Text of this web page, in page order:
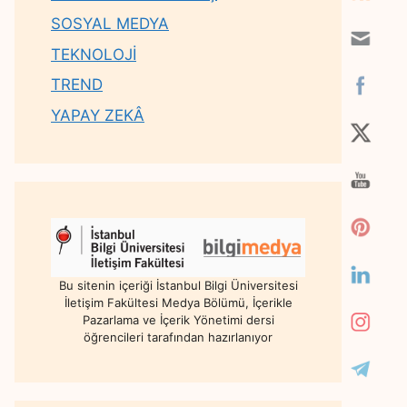
SOSYAL MEDYA
TEKNOLOJİ
TREND
YAPAY ZEKÂ
Bu sitenin içeriği İstanbul Bilgi Üniversitesi
İletişim Fakültesi Medya Bölümü, İçerikle
Pazarlama ve İçerik Yönetimi dersi
öğrencileri tarafından hazırlanıyor